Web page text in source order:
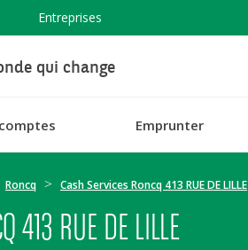
Entreprises
qui change
Emprunter
Roncq Cash Services Roncq 413 RUE DE LILLE
413 RUE DE LILLE